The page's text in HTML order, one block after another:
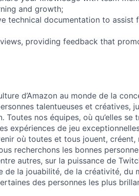
and growth;
technical documentation to assist
providing feedback that
d’Amazon au monde de la
talentueuses et créatives,
Toutes nos équipes, où qu’elles se
expériences de jeu
où toutes et tous jouent, créent,
recherchons les bonnes
autres, sur la puissance de
de la jouabilité, de la créativité, du
des personnes les plus